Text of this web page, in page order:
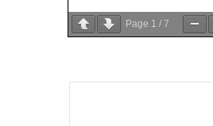
Page 1 / 7